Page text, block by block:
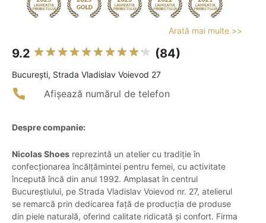
Arată mai multe >>
9.2 (84)
Bucureşti, Strada Vladislav Voievod 27
Afișează numărul de telefon
Despre companie:
Nicolas Shoes reprezintă un atelier cu tradiție în
confecționarea încălțămintei pentru femei, cu activitate
începută încă din anul 1992. Amplasat în centrul
Bucureștiului, pe Strada Vladislav Voievod nr. 27, atelierul
se remarcă prin dedicarea față de producția de produse
din piele naturală, oferind calitate ridicată și confort. Firma